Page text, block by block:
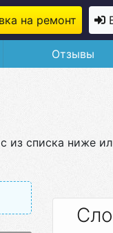
на ремонт
Отзывы
из списка ниже